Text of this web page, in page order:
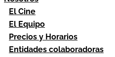
El Cine
El Equipo
Precios y Horarios
Entidades colaboradoras